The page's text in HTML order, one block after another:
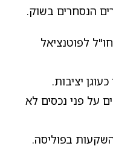
הנסחרים בשוק.
לפוטנציאל
יציבות.
על פני נכסים לא
בפוליסה.